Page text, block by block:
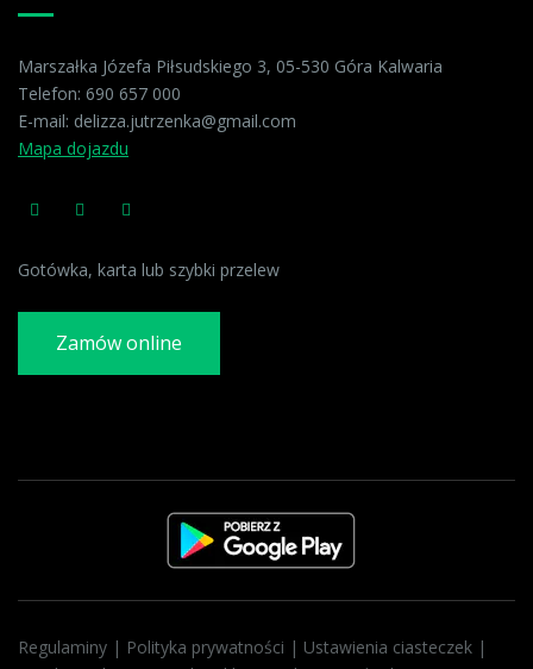
Marszałka Józefa Piłsudskiego 3, 05-530 Góra Kalwaria
Telefon: 690 657 000
E-mail: delizza.jutrzenka@gmail.com
Mapa dojazdu
Gotówka, karta lub szybki przelew
Zamów online
Regulaminy | Polityka prywatności | Ustawienia ciasteczek |